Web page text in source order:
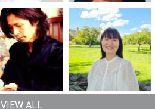
VIEW ALL